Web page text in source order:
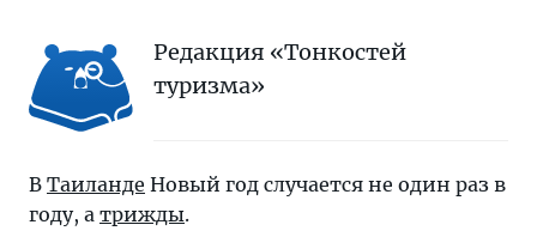
Редакция «Тонкостей
туризма»
В Таиланде Новый год случается не один раз в
году, а трижды.